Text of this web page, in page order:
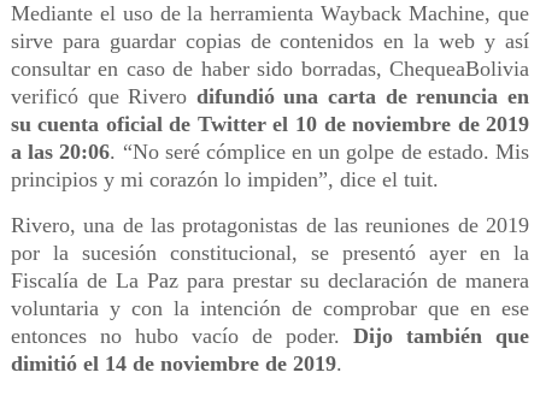
Mediante el uso de la herramienta Wayback Machine, que
sirve para guardar copias de contenidos en la web y así
consultar en caso de haber sido borradas, ChequeaBolivia
verificó que Rivero difundió una carta de renuncia en
su cuenta oficial de Twitter el 10 de noviembre de 2019
a las 20:06. “No seré cómplice en un golpe de estado. Mis
principios y mi corazón lo impiden”, dice el tuit.
Rivero, una de las protagonistas de las reuniones de 2019
por la sucesión constitucional, se presentó ayer en la
Fiscalía de La Paz para prestar su declaración de manera
voluntaria y con la intención de comprobar que en ese
entonces no hubo vacío de poder.Dijo también que
dimitió el 14 de noviembre de 2019.